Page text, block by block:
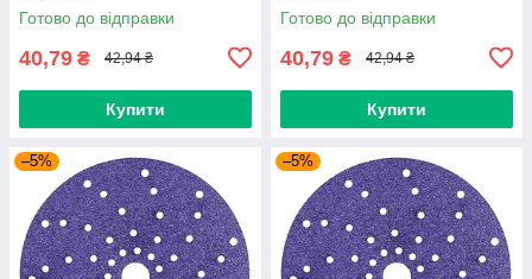
Готово до відправки
40,79 ₴ 42,94 ₴
Купити
Готово до відправки
40,79 ₴ 42,94 ₴
Купити
–5% –5%